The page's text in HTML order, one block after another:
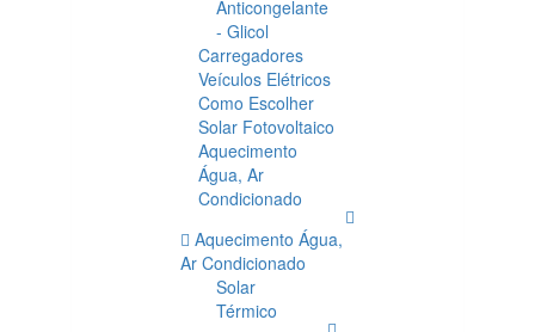
Anticongelante
- Glicol
Carregadores
Veículos Elétricos
Como Escolher
Solar Fotovoltaico
Aquecimento
Água, Ar
Condicionado
Aquecimento Água,
Ar Condicionado
Solar
Térmico